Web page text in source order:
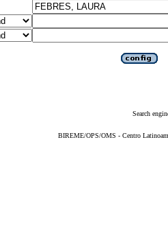
Search
BIREME/OPS/OMS - Centro